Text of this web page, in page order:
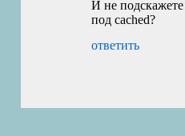
И не
под cached?
ответить